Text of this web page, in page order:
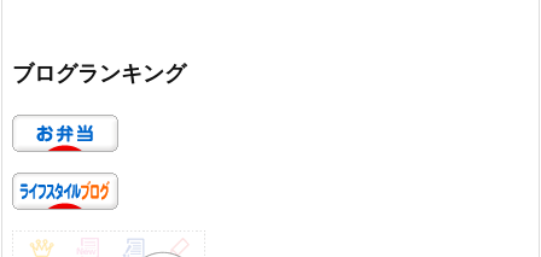
ブログランキング